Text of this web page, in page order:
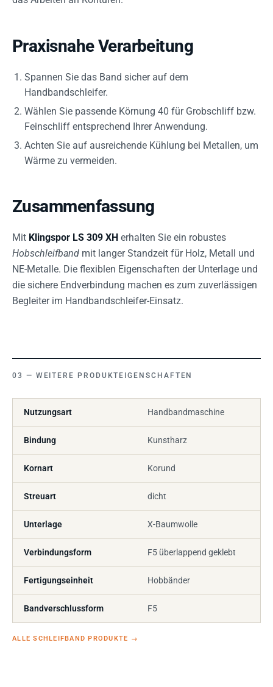
Praxisnahe Verarbeitung
Spannen Sie das Band sicher auf dem
Handbandschleifer.
Wählen Sie passende Körnung 40 für Grobschliff bzw.
Feinschliff entsprechend Ihrer Anwendung.
Achten Sie auf ausreichende Kühlung bei Metallen, um
Wärme zu vermeiden.
Zusammenfassung
Mit Klingspor LS 309 XH erhalten Sie ein robustes
Hobschleifband mit langer Standzeit für Holz, Metall und
NE-Metalle. Die flexiblen Eigenschaften der Unterlage und
die sichere Endverbindung machen es zum zuverlässigen
Begleiter im Handbandschleifer-Einsatz.
WEITERE PRODUKTEIGENSCHAFTEN
Nutzungsart Handbandmaschine
Bindung Kunstharz
Kornart Korund
Streuart dicht
Unterlage X-Baumwolle
Verbindungsform F5 überlappend geklebt
Fertigungseinheit Hobbänder
Bandverschlussform F5
ALLE SCHLEIFBAND PRODUKTE →